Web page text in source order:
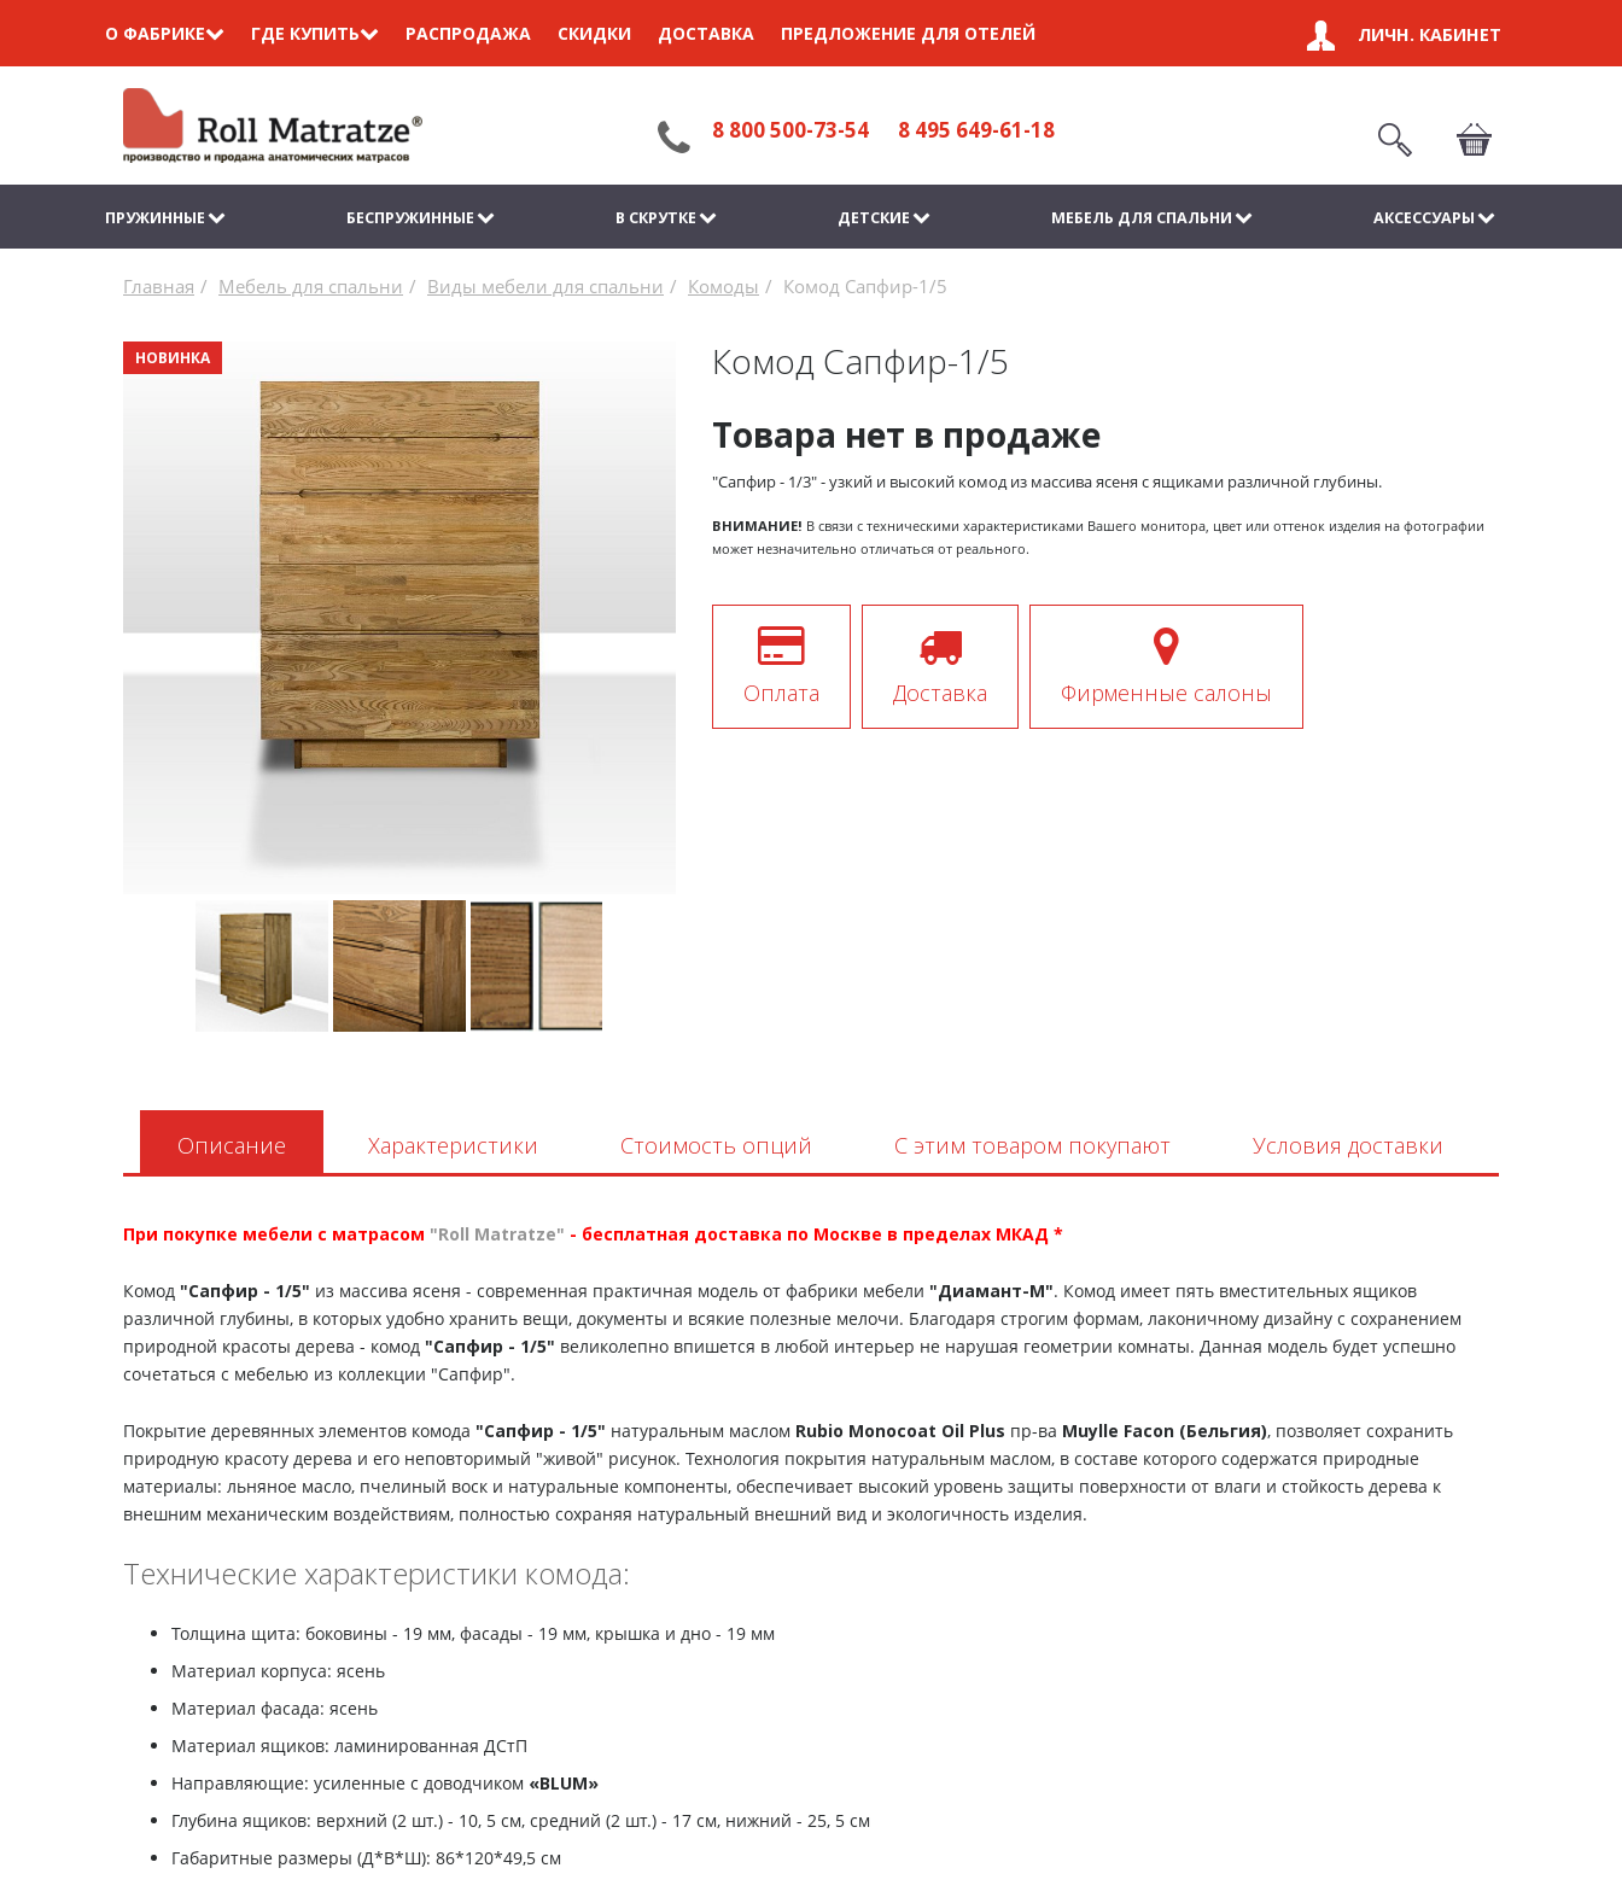
О ФАБРИКЕ ГДЕ КУПИТЬ РАСПРОДАЖА СКИДКИ ДОСТАВКА ПРЕДЛОЖЕНИЕ ДЛЯ ОТЕЛЕЙ ЛИЧН. КАБИНЕТ
8 800 500-73-54 8 495 649-61-18
ПРУЖИННЫЕ БЕСПРУЖИННЫЕ В СКРУТКЕ ДЕТСКИЕ МЕБЕЛЬ ДЛЯ СПАЛЬНИ АКСЕССУАРЫ
Главная Мебель для спальни Виды мебели для спальни Комоды Комод Сапфир-1/5
НОВИНКА
Комод Сапфир-1/5
Товара нет в продаже
"Сапфир - 1/3" - узкий и высокий комод из массива ясеня с ящиками различной глубины.
ВНИМАНИЕ! В связи с техническими характеристиками Вашего монитора, цвет или оттенок изделия на фотографии
может незначительно отличаться от реального.
Оплата Доставка Фирменные салоны
Описание Характеристики Стоимость опций С этим товаром покупают Условия доставки
При покупке мебели с матрасом "Roll Matratze" - бесплатная доставка по Москве в пределах МКАД *
Комод "Сапфир - 1/5" из массива ясеня - современная практичная модель от фабрики мебели "Диамант-М". Комод имеет пять вместительных ящиков
различной глубины, в которых удобно хранить вещи, документы и всякие полезные мелочи. Благодаря строгим формам, лаконичному дизайну с сохранением
природной красоты дерева - комод "Сапфир - 1/5" великолепно впишется в любой интерьер не нарушая геометрии комнаты. Данная модель будет успешно
сочетаться с мебелью из коллекции "Сапфир".
Покрытие деревянных элементов комода "Сапфир - 1/5" натуральным маслом Rubio Monocoat Oil Plus пр-ва Muylle Facon (Бельгия), позволяет сохранить
природную красоту дерева и его неповторимый "живой" рисунок. Технология покрытия натуральным маслом, в составе которого содержатся природные
материалы: льняное масло, пчелиный воск и натуральные компоненты, обеспечивает высокий уровень защиты поверхности от влаги и стойкость дерева к
внешним механическим воздействиям, полностью сохраняя натуральный внешний вид и экологичность изделия.
Технические характеристики комода:
Толщина щита: боковины - 19 мм, фасады - 19 мм, крышка и дно - 19 мм
Материал корпуса: ясень
Материал фасада: ясень
Материал ящиков: ламинированная ДСтП
Направляющие: усиленные с доводчиком «BLUM»
Глубина ящиков: верхний (2 шт.) - 10, 5 см, средний (2 шт.) - 17 см, нижний - 25, 5 см
Габаритные размеры (Д*В*Ш): 86*120*49,5 см